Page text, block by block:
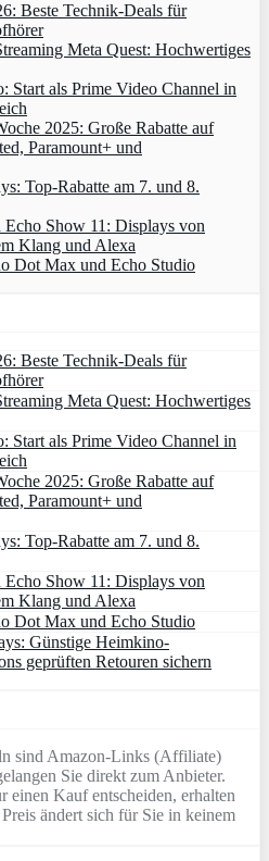
Beste Technik-Deals für
Meta Quest: Hochwertiges
als Prime Video Channel in
2025: Große Rabatte auf
Paramount+ und
Top-Rabatte am 7. und 8.
Show 11: Displays von
Klang und Alexa
Dot Max und Echo Studio
Beste Technik-Deals für
Meta Quest: Hochwertiges
als Prime Video Channel in
2025: Große Rabatte auf
Paramount+ und
Top-Rabatte am 7. und 8.
Show 11: Displays von
Klang und Alexa
Dot Max und Echo Studio
Günstige Heimkino-
geprüften Retouren sichern
sind Amazon-Links (Affiliate)
Sie direkt zum Anbieter.
einen Kauf entscheiden, erhalten
ändert sich für Sie in keinem